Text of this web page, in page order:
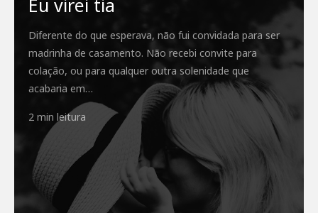
Eu virei tia
Diferente do que esperava, não fui convidada para ser
madrinha de casamento. Não recebi convite para
colação, ou para qualquer outra solenidade que
acabaria em…
2 min leitura